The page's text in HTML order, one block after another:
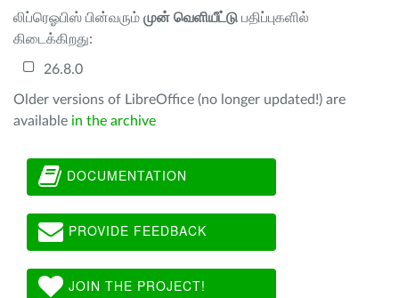
லிப்ரெஓபிஸ் பின்வரும் முன் வெளியீட்டு பதிப்புகளில்
கிடைக்கிறது:
26.8.0
Older versions of LibreOffice (no longer updated!) are
available in the archive
DOCUMENTATION
PROVIDE FEEDBACK
JOIN THE PROJECT!